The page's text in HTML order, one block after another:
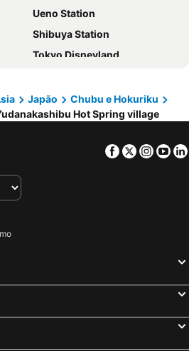
Ueno Station
Shibuya Station
Tokyo Disneyland
Akasaka Station-Tokyo
Kawaguchiko
Uneo
Japão
Chubu e Hokuriku
Hot Spring village
Facebook
Twitter